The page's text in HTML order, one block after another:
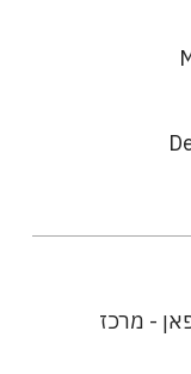
- מרכז